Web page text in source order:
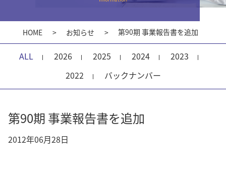
HOME お知らせ 第90期 事業報告書を追加
ALL 2026 2025 2024
2023
2022
バックナンバー
第90期 事業報告書を追加
2012年06月28日